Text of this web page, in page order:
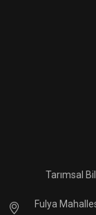
Tarımsal
Fulya